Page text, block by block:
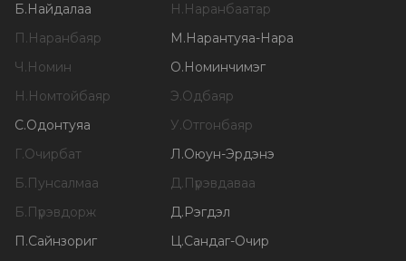
Б.Найдалаа Н.Наранбаатар
П.Наранбаяр М.Нарантуяа-Нара
Ч.Номин О.Номинчимэг
Н.Номтойбаяр Э.Одбаяр
С.Одонтуяа У.Отгонбаяр
Г.Очирбат Л.Оюун-Эрдэнэ
Б.Пунсалмаа Д.Пүрэвдаваа
Б.Пүрэвдорж Д.Рэгдэл
П.Сайнзориг Ц.Сандаг-Очир